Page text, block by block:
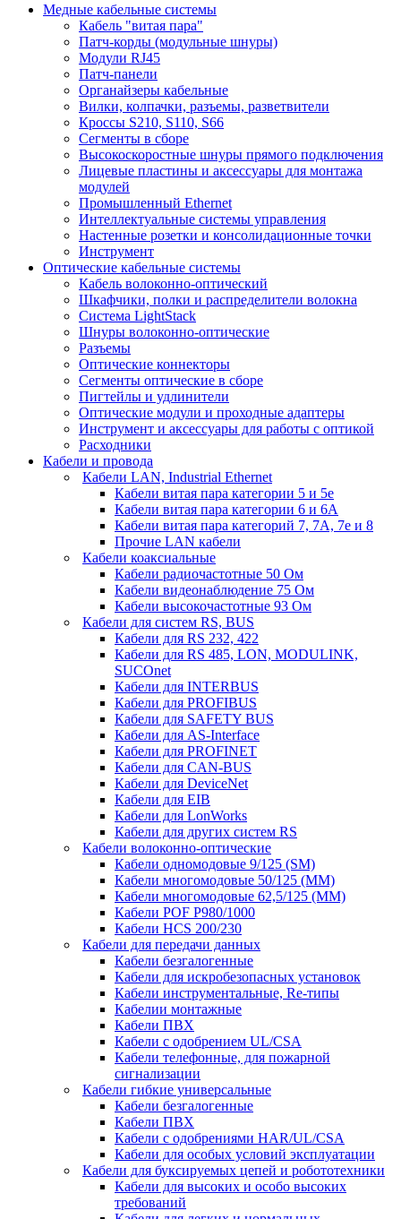
Медные кабельные системы
Кабель "витая пара"
Патч-корды (модульные шнуры)
Модули RJ45
Патч-панели
Органайзеры кабельные
Вилки, колпачки, разъемы, разветвители
Кроссы S210, S110, S66
Сегменты в сборе
Высокоскоростные шнуры прямого подключения
Лицевые пластины и аксессуары для монтажа
модулей
Промышленный Ethernet
Интеллектуальные системы управления
Настенные розетки и консолидационные точки
Инструмент
Оптические кабельные системы
Кабель волоконно-оптический
Шкафчики, полки и распределители волокна
Система LightStack
Шнуры волоконно-оптические
Разъемы
Оптические коннекторы
Сегменты оптические в сборе
Пигтейлы и удлинители
Оптические модули и проходные адаптеры
Инструмент и аксессуары для работы с оптикой
Расходники
Кабели и провода
Кабели LAN, Industrial Ethernet
Кабели витая пара категории 5 и 5е
Кабели витая пара категории 6 и 6A
Кабели витая пара категорий 7, 7А, 7е и 8
Прочие LAN кабели
Кабели коаксиальные
Кабели радиочастотные 50 Ом
Кабели видеонаблюдение 75 Ом
Кабели высокочастотные 93 Ом
Кабели для систем RS, BUS
Кабели для RS 232, 422
Кабели для RS 485, LON, MODULINK,
SUCOnet
Кабели для INTERBUS
Кабели для PROFIBUS
Кабели для SAFETY BUS
Кабели для AS-Interface
Кабели для PROFINET
Кабели для CAN-BUS
Кабели для DeviceNet
Кабели для EIB
Кабели для LonWorks
Кабели для других систем RS
Кабели волоконно-оптические
Кабели одномодовые 9/125 (SM)
Кабели многомодовые 50/125 (ММ)
Кабели многомодовые 62,5/125 (ММ)
Кабели POF P980/1000
Кабели HCS 200/230
Кабели для передачи данных
Кабели безгалогенные
Кабели для искробезопасных установок
Кабели инструментальные, Re-типы
Кабелии монтажные
Кабели ПВХ
Кабели с одобрением UL/CSA
Кабели телефонные, для пожарной
сигнализации
Кабели гибкие универсальные
Кабели безгалогенные
Кабели ПВХ
Кабели с одобрениями HAR/UL/CSA
Кабели для особых условий эксплуатации
Кабели для буксируемых цепей и робототехники
Кабели для высоких и особо высоких
требований